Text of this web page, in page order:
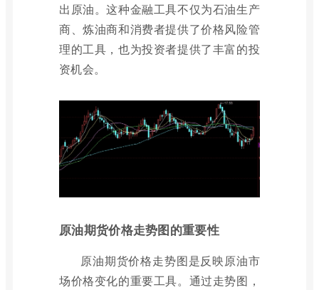
出原油。这种金融工具不仅为石油生产
商、炼油商和消费者提供了价格风险管
理的工具，也为投资者提供了丰富的投
资机会。
原油期货价格走势图的重要性
原油期货价格走势图是反映原油市
场价格变化的重要工具。通过走势图，